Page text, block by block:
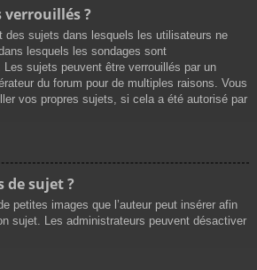
verrouillés ?
des sujets dans lesquels les utilisateurs ne
lesquels les sondages sont
sujets peuvent être verrouillés par un
du forum pour de multiples raisons. Vous
vos propres sujets, si cela a été autorisé par
de sujet ?
petites images que l’auteur peut insérer afin
sujet. Les administrateurs peuvent désactiver